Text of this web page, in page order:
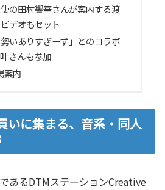
の田村響華さんが案内する渡
デオもセット
いありすぎーず」とのコラボ
さんも参加
案内
いに集まる、音系・同人
あるDTMステーションCreative